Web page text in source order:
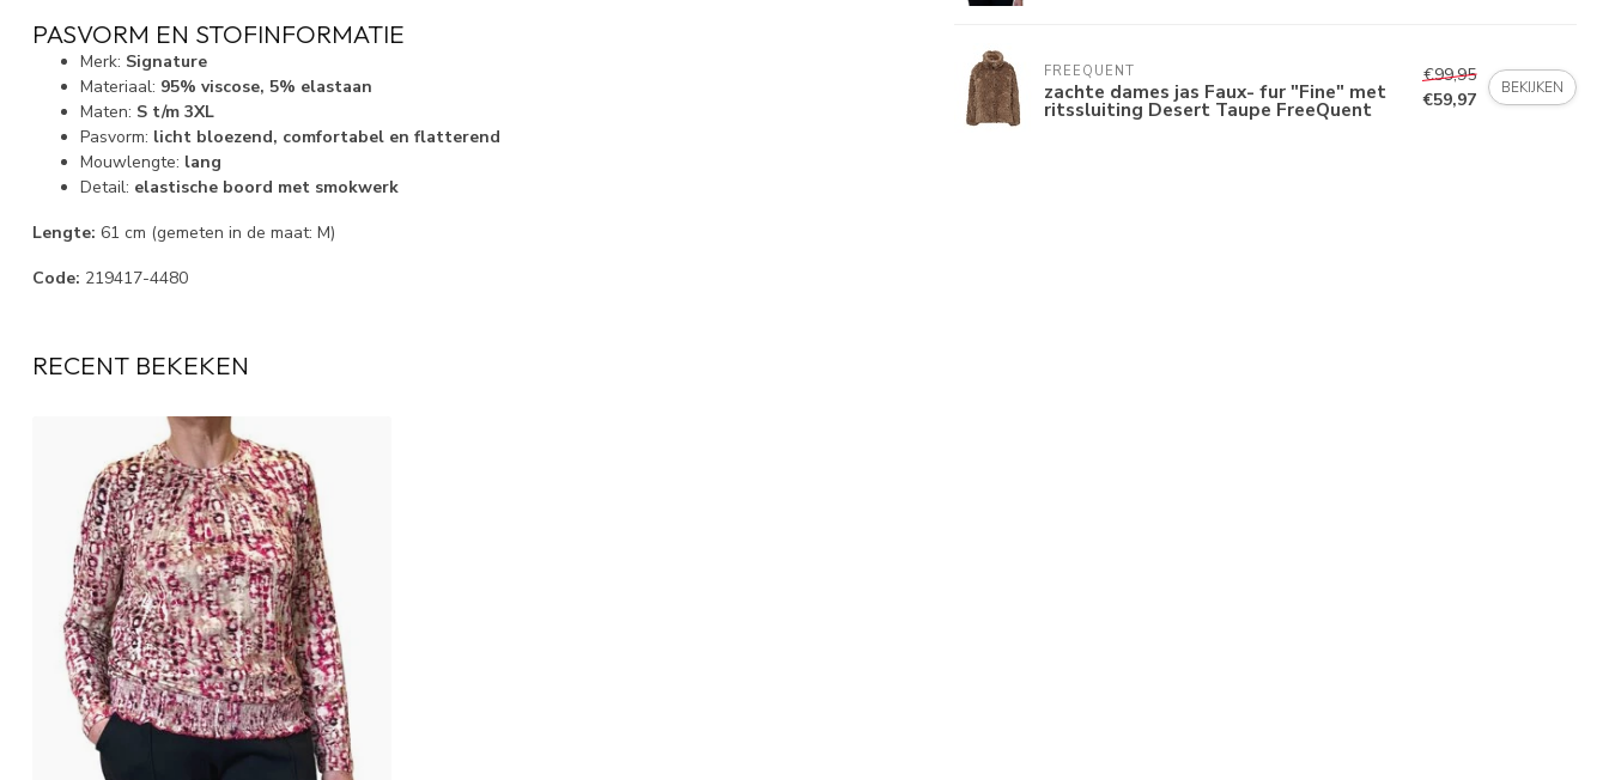
PASVORM EN STOFINFORMATIE
Merk: Signature
Materiaal: 95% viscose, 5% elastaan
Maten: S t/m 3XL
Pasvorm: licht bloezend, comfortabel en flatterend
Mouwlengte: lang
Detail: elastische boord met smokwerk
Lengte: 61 cm (gemeten in de maat: M)
Code: 219417-4480
FREEQUENT
zachte dames jas Faux- fur "Fine" met
ritssluiting Desert Taupe FreeQuent
€99,95
€59,97
BEKIJKEN
RECENT BEKEKEN